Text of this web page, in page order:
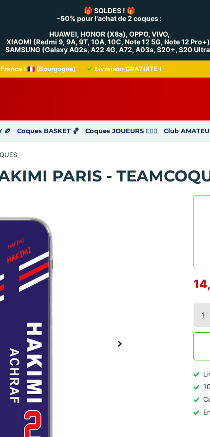
🎁 SOLDES ! 🎁
-50% pour l'achat de 2 coques :
HUAWEI, HONOR (X8a), OPPO, VIVO,
XIAOMI (Redmi 9, 9A, 9T, 10A, 10C, Note 12 5G, Note 12
SAMSUNG (Galaxy A02s, A22 4G, A72, A03s, S20+, S20
! 🇫🇷 (Bourgogne) Livraison GRATUITE !
🏉 Coques BASKET 🏀 Coques JOUEURS ⛹🏻‍♂️ Club
PARIS -